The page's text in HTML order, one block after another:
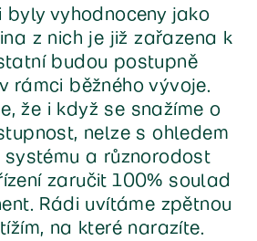
vyhodnoceny jako
z nich je již zařazena k
budou postupně
rámci běžného vývoje.
že i když se snažíme o
nelze s ohledem
a různorodost
zaručit 100% soulad
Rádi uvítáme zpětnou
na které narazíte.